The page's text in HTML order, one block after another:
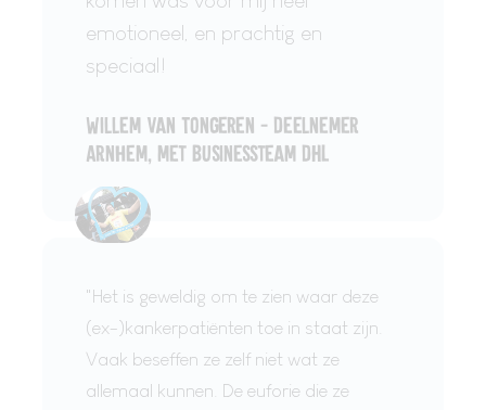
emotioneel, en prachtig en
speciaal!
Willem van Tongeren - Deelnemer
Arnhem, met Businessteam DHL
"Het is geweldig om te zien waar deze
(ex-)kankerpatiënten toe in staat zijn.
Vaak beseffen ze zelf niet wat ze
allemaal kunnen. De euforie die ze